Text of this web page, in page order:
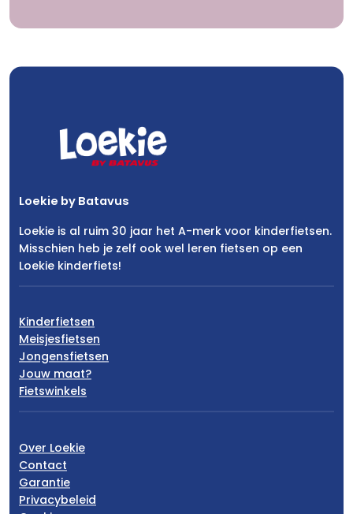
Loekie by Batavus
Loekie is al ruim 30 jaar het A-merk voor kinderfietsen.
Misschien heb je zelf ook wel leren fietsen op een
Loekie kinderfiets!
Kinderfietsen
Meisjesfietsen
Jongensfietsen
Jouw maat?
Fietswinkels
Over Loekie
Contact
Garantie
Privacybeleid